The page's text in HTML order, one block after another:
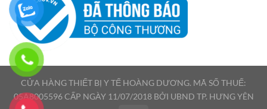
CỬA HÀNG THIẾT BỊ Y TẾ HOÀNG DƯƠNG. MÃ SỐ THUẾ:
05A8005596 CẤP NGÀY 11/07/2018 BỞI UBND TP. HƯNG YÊN